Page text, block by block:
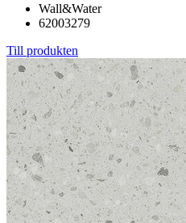
Wall&Water
62003279
Till produkten